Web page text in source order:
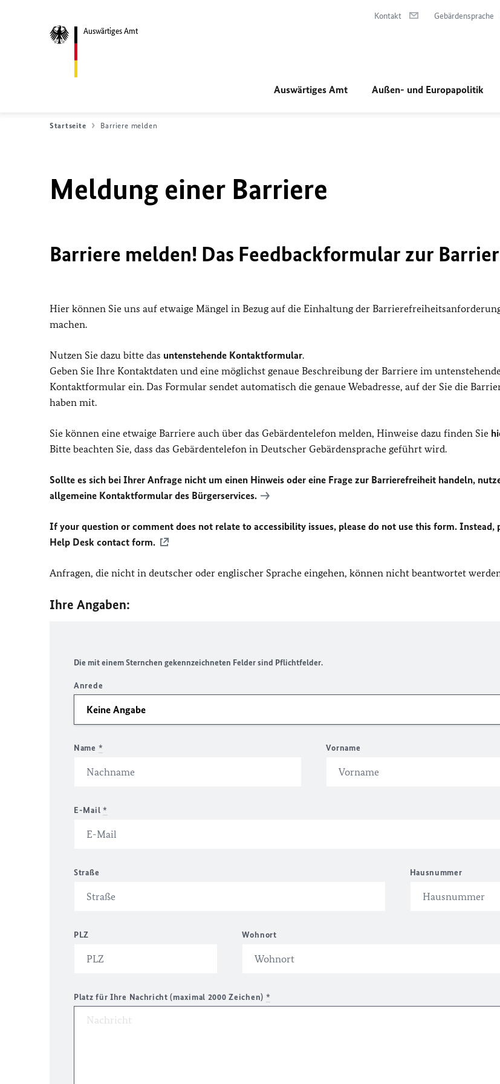
Auswärtiges Amt
Kontakt Gebärdensprache
Auswärtiges Amt Außen- und Europapolitik
Startseite Barriere melden
Meldung einer Barriere
Barriere melden! Das Feedbackformular zur
Hier können Sie uns auf etwaige Mängel in Bezug auf die Einhaltung der
machen.
Nutzen Sie dazu bitte das untenstehende Kontaktformular.
Geben Sie Ihre Kontaktdaten und eine möglichst genaue Beschreibung der Barriere im
Kontaktformular ein. Das Formular sendet automatisch die genaue Webadresse, auf der Sie die
haben mit.
Sie können eine etwaige Barriere auch über das Gebärdentelefon melden, Hinweise dazu finden Sie
Bitte beachten Sie, dass das Gebärdentelefon in Deutscher Gebärdensprache geführt wird.
Sollte es sich bei Ihrer Anfrage nicht um einen Hinweis oder eine Frage zur Barrierefreiheit handeln,
allgemeine Kontaktformular des Bürgerservices.
If your question or comment does not relate to accessibility issues, please do not use this form. Instead,
Help Desk contact form.
Anfragen, die nicht in deutscher oder englischer Sprache eingehen, können nicht beantwortet
Ihre Angaben:
Die mit einem Sternchen gekennzeichneten Felder sind Pflichtfelder.
Anrede
Name * Vorname
E-Mail *
Straße Hausnummer
PLZ Wohnort
Platz für Ihre Nachricht (maximal 2000 Zeichen) *